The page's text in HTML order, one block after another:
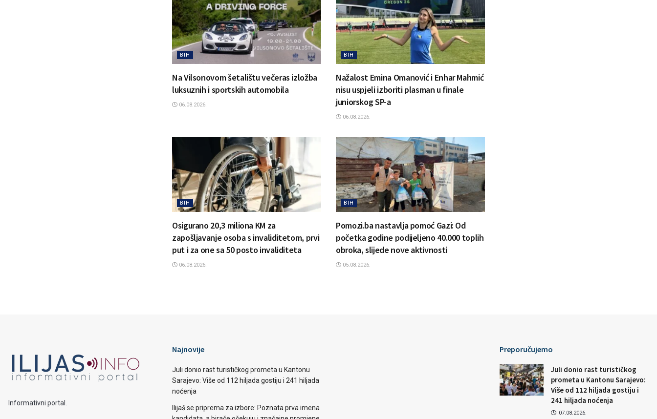
BIH
Na Vilsonovom šetalištu večeras izložba
luksuznih i sportskih automobila
06.08.2026.
BIH
Nažalost Emina Omanović i Enhar Mahmić
nisu uspjeli izboriti plasman u finale
juniorskog SP-a
06.08.2026.
BIH
Osigurano 20,3 miliona KM za
zapošljavanje osoba s invaliditetom, prvi
put i za one sa 50 posto invaliditeta
06.08.2026.
BIH
Pomozi.ba nastavlja pomoć Gazi: Od
početka godine podijeljeno 40.000 toplih
obroka, slijede nove aktivnosti
05.08.2026.
Informativni portal.
Najnovije
Juli donio rast turističkog prometa u Kantonu
Sarajevo: Više od 112 hiljada gostiju i 241 hiljada
noćenja
Ilijaš se priprema za izbore: Poznata prva imena
Preporučujemo
Juli donio rast turističkog
prometa u Kantonu Sarajevo:
Više od 112 hiljada gostiju i
241 hiljada noćenja
07.08.2026.